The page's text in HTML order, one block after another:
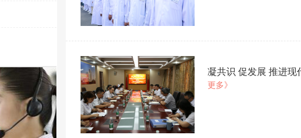
凝共识 促发展 推进现
更多》